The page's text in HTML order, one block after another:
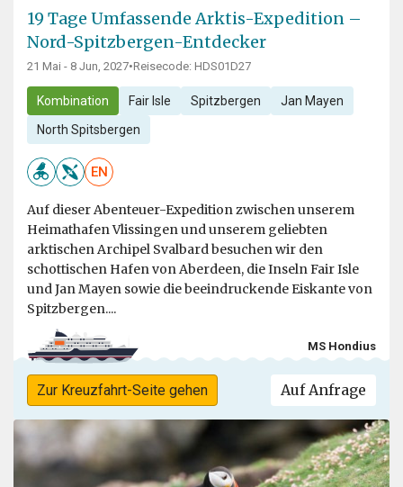
19 Tage Umfassende Arktis-Expedition –
Nord-Spitzbergen-Entdecker
21 Mai - 8 Jun, 2027•Reisecode: HDS01D27
Kombination Fair Isle Spitzbergen Jan Mayen
North Spitsbergen
EN
Auf dieser Abenteuer-Expedition zwischen unserem
Heimathafen Vlissingen und unserem geliebten
arktischen Archipel Svalbard besuchen wir den
schottischen Hafen von Aberdeen, die Inseln Fair Isle
und Jan Mayen sowie die beeindruckende Eiskante von
Spitzbergen....
MS Hondius
Zur Kreuzfahrt-Seite gehen Auf Anfrage